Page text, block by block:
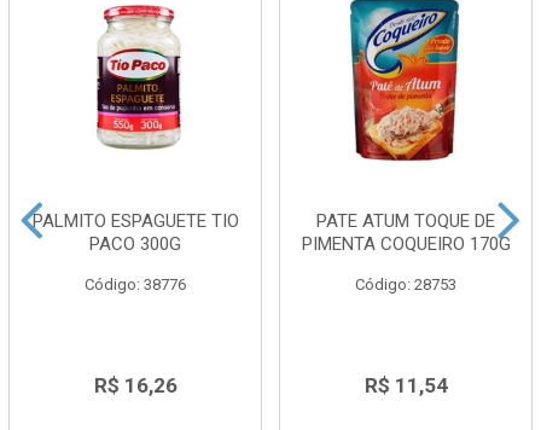
PALMITO ESPAGUETE TIO
PACO 300G
Código: 38776
R$ 16,26
PATE ATUM TOQUE DE
PIMENTA COQUEIRO 170G
Código: 28753
R$ 11,54